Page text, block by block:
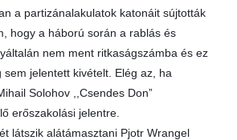
a partizánalakulatok katonáit sújtották
hogy a háború során a rablás és
nem ment ritkaságszámba és ez
jelentett kivételt. Elég az, ha
Solohov ,,Csendes Don”
erőszakolási jelentre.
látszik alátámasztani Pjotr Wrangel